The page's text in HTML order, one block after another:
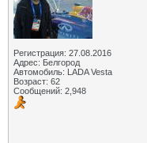
Регистрация: 27.08.2016
Адрес: Белгород
Автомобиль: LADA Vesta
Возраст: 62
Сообщений: 2,948